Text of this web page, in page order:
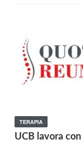
TERAPIA
UCB lavora